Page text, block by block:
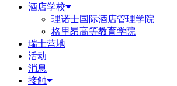
酒店学校
理诺士国际酒店管理学院
格里昂高等教育学院
瑞士营地
活动
消息
接触